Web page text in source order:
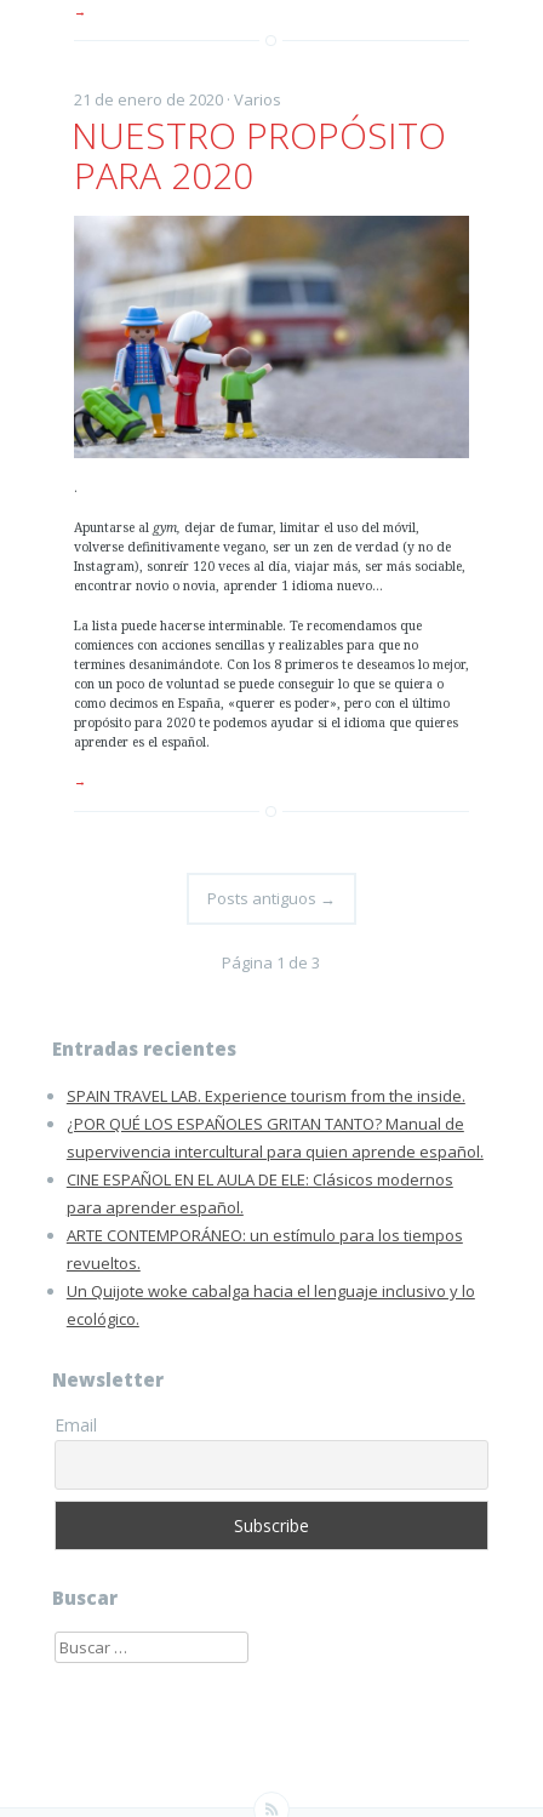
→
21 de enero de 2020 · Varios
NUESTRO PROPÓSITO
PARA 2020
.
Apuntarse al gym, dejar de fumar, limitar el uso del móvil,
volverse definitivamente vegano, ser un zen de verdad (y no de
Instagram), sonreír 120 veces al día, viajar más, ser más sociable,
encontrar novio o novia, aprender 1 idioma nuevo…
La lista puede hacerse interminable. Te recomendamos que
comiences con acciones sencillas y realizables para que no
termines desanimándote. Con los 8 primeros te deseamos lo mejor,
con un poco de voluntad se puede conseguir lo que se quiera o
como decimos en España, «querer es poder», pero con el último
propósito para 2020 te podemos ayudar si el idioma que quieres
aprender es el español.
→
Posts antiguos →
Página 1 de 3
Entradas recientes
SPAIN TRAVEL LAB. Experience tourism from the inside.
¿POR QUÉ LOS ESPAÑOLES GRITAN TANTO? Manual de
supervivencia intercultural para quien aprende español.
CINE ESPAÑOL EN EL AULA DE ELE: Clásicos modernos
para aprender español.
ARTE CONTEMPORÁNEO: un estímulo para los tiempos
revueltos.
Un Quijote woke cabalga hacia el lenguaje inclusivo y lo
ecológico.
Newsletter
Email
Buscar
Buscar: